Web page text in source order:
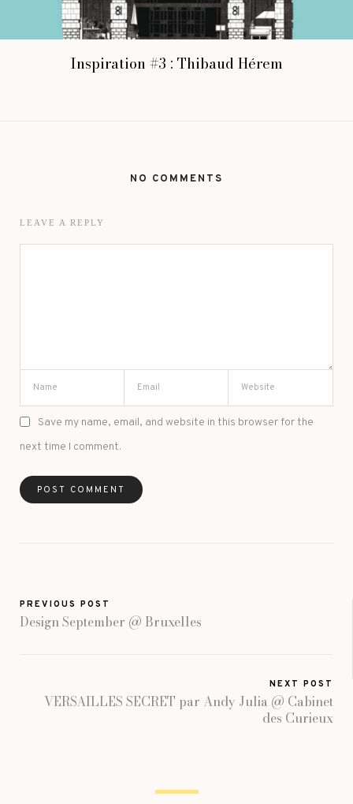
Inspiration #3 : Thibaud Hérem
NO COMMENTS
LEAVE A REPLY
Save my name, email, and website in this browser for the
next time I comment.
PREVIOUS POST
Design September @ Bruxelles
NEXT POST
VERSAILLES SECRET par Andy Julia @ Cabinet
des Curieux